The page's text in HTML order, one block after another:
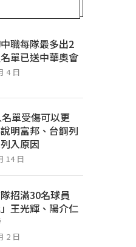
職每隊最多出2
單已送中華奧會
4 日
單受傷可以更
明富邦、台鋼列
入原因
14 日
招滿30名球員
」王光輝、陽介仁
2 日